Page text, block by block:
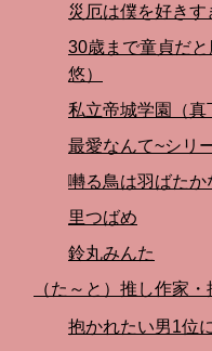
災厄は僕を好きす
30歳まで童貞だ
悠）
私立帝城学園（真
最愛なんて~シリ
囀る鳥は羽ばたか
里つばめ
鈴丸みんた
（た～と）推し作家
抱かれたい男1位